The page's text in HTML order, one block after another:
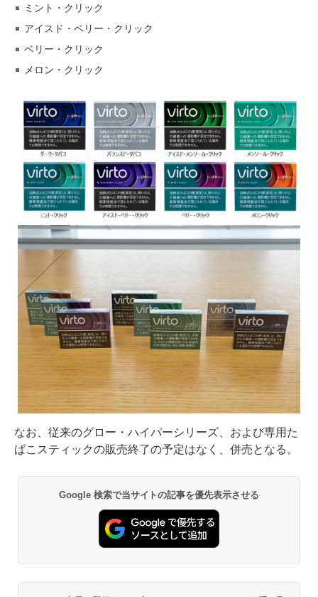
ミント・クリック
アイスド・ベリー・クリック
ベリー・クリック
メロン・クリック
なお、従来のグロー・ハイパーシリーズ、および専用た
ばこスティックの販売終了の予定はなく、併売となる。
Google 検索で当サイトの記事を優先表示させる